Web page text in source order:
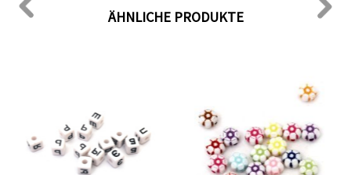
ÄHNLICHE PRODUKTE